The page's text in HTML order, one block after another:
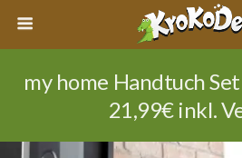
my home Handtuch
21,99€ inkl.